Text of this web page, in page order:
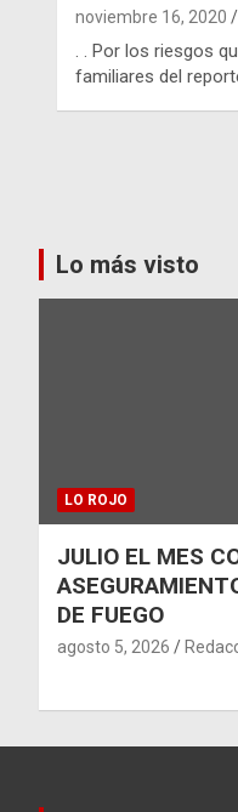
noviembre 16, 2020
. . Por los riesgos
familiares del
entradas
Lo más visto
LO ROJO
JULIO EL MES
DE FUEGO
agosto 5, 2026